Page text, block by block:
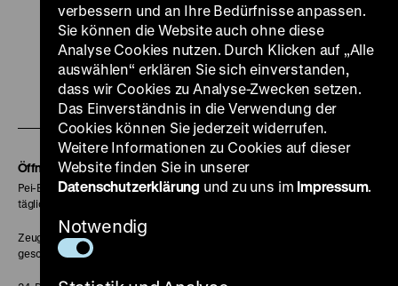
Zu
unserer
Instagram
Seite
Zu
unserer
YouTube
Seite
Zu
unserer
Facebook
Seite
Zu
unserer
LinkedIn
Seite
Zu
Zu
unserer
Soundcloud
Seite
Öffnungszeiten
Pei-Bau:
täglich 10-18 Uhr
Zeughaus:
geschlossen
verbessern und an Ihre Bedürfnisse anpassen.
Sie können die Website auch ohne diese
Analyse Cookies nutzen. Durch Klicken auf „Alle
auswählen“ erklären Sie sich einverstanden,
dass wir Cookies zu Analyse-Zwecken setzen.
Das Einverständnis in die Verwendung der
Cookies können Sie jederzeit widerrufen.
Weitere Informationen zu Cookies auf dieser
Website finden Sie in unserer
Datenschutzerklärung und zu uns im Impressum.
Notwendig